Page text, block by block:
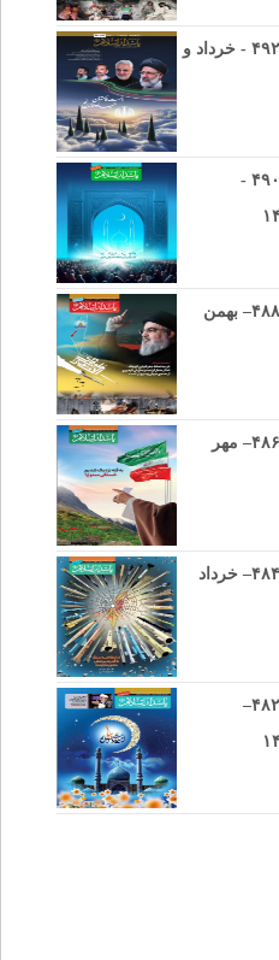
شماره ۴۹۱-۴۹۲ - خرداد و
شماره ۴۸۹-۴۹۰ -
شماره ۴۸۷-۴۸۸– بهمن
شماره ۴۸۵-۴۸۶– مهر
شماره ۴۸۳-۴۸۴– خرداد
شماره ۴۸۱-۴۸۲–